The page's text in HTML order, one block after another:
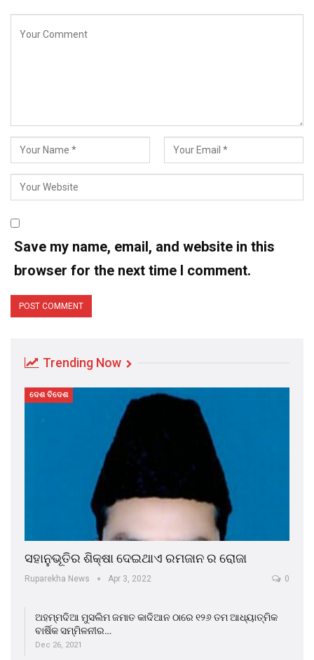
Save my name, email, and website in this
browser for the next time I comment.
Trending Now
ଦେଶ ବିଦେଶ
ସହାନୁଭୂତିର ଶିକ୍ଷା ଦେଇଥାଏ ରମଜାନ ର ରୋଜା
Ruparekha News Apr 3, 2022 0
ଅହମ୍ମଦିଆ ମୁସଲିମ ଜମାତ କାଦିଆନ ଠାରେ ୧୨୬ ତମ ଆଧ୍ୟାତ୍ମିକ
ବାର୍ଷିକ ସମ୍ମିଳନୀର…
Dec 26, 2021